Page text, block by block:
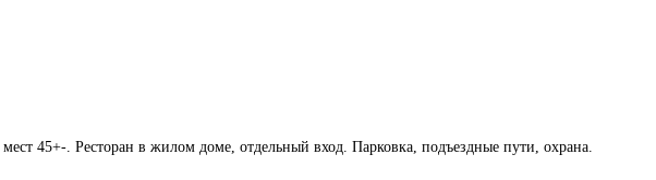
45+-. Ресторан в жилом доме, отдельный вход. Парковка, подъездные пути, охрана.